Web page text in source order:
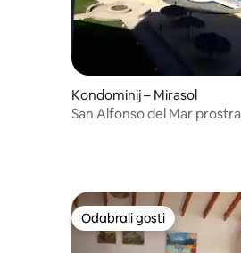
Kondominij – Mirasol
San Alfonso del Mar
Odabrali gosti
Odabrali gosti